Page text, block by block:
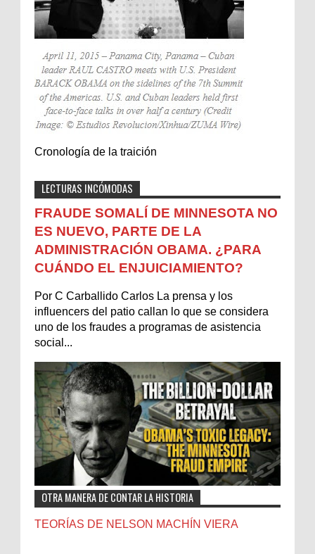
Cronología de la traición
LECTURAS INCÓMODAS
FRAUDE SOMALÍ DE MINNESOTA NO
ES NUEVO, PARTE DE LA
ADMINISTRACIÓN OBAMA. ¿PARA
CUÁNDO EL ENJUICIAMIENTO?
Por C Carballido Carlos La prensa y los
influencers del patio callan lo que se considera
uno de los fraudes a programas de asistencia
social...
OTRA MANERA DE CONTAR LA HISTORIA
TEORÍAS DE NELSON MACHÍN VIERA